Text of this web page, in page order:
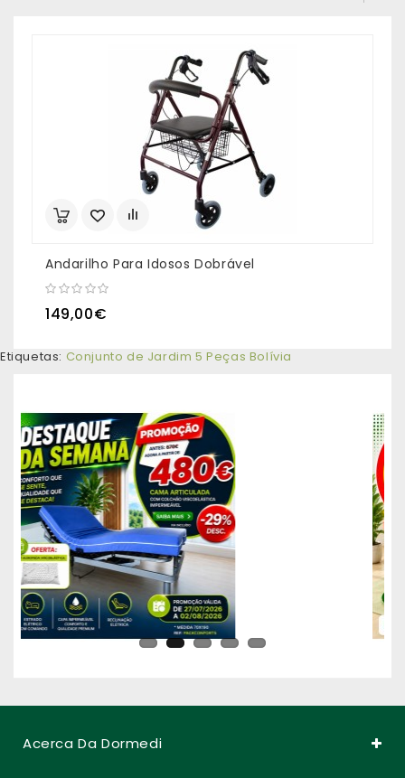
Andarilho Para Idosos Dobrável
149,00€
Etiquetas: Conjunto de Jardim 5 Peças Bolívia
Acerca Da Dormedi